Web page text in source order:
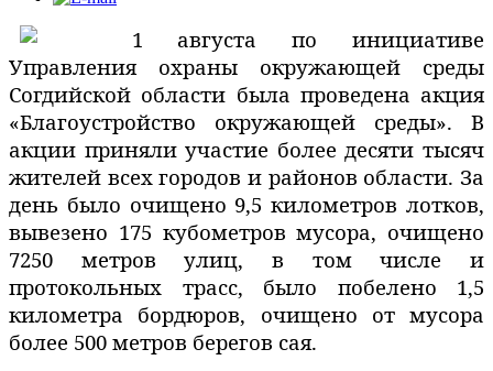
1 августа по инициативе
Управления охраны окружающей среды
Согдийской области была проведена акция
«Благоустройство окружающей среды». В
акции приняли участие более десяти тысяч
жителей всех городов и районов области. За
день было очищено 9,5 километров лотков,
вывезено 175 кубометров мусора, очищено
7250 метров улиц, в том числе и
протокольных трасс, было побелено 1,5
километра бордюров, очищено от мусора
более 500 метров берегов сая.